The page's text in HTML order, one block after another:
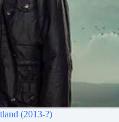
(2013-?)